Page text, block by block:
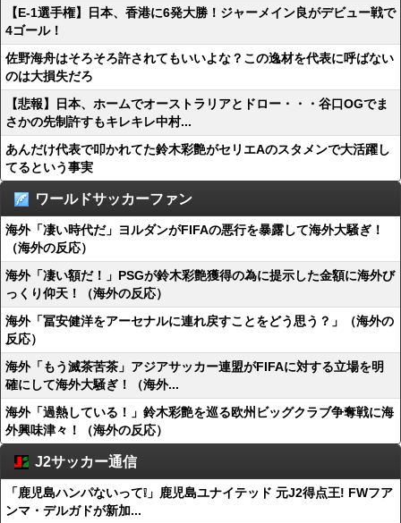
【E-1選手権】日本、香港に6発大勝！ジャーメイン良がデビュー戦で
4ゴール！
佐野海舟はそろそろ許されてもいいよな？この逸材を代表に呼ばない
のは大損失だろ
【悲報】日本、ホームでオーストラリアとドロー・・・谷口OGでま
さかの先制許すもキレキレ中村...
あんだけ代表で叩かれてた鈴木彩艶がセリエAのスタメンで大活躍し
てるという事実
ワールドサッカーファン
海外「凄い時代だ」ヨルダンがFIFAの悪行を暴露して海外大騒ぎ！
（海外の反応）
海外「凄い額だ！」PSGが鈴木彩艶獲得の為に提示した金額に海外び
っくり仰天！（海外の反応）
海外「冨安健洋をアーセナルに連れ戻すことをどう思う？」（海外の
反応）
海外「もう滅茶苦茶」アジアサッカー連盟がFIFAに対する立場を明
確にして海外大騒ぎ！（海外...
海外「過熱している！」鈴木彩艶を巡る欧州ビッグクラブ争奪戦に海
外興味津々！（海外の反応）
J2サッカー通信
「鹿児島ハンパないって❕」鹿児島ユナイテッド 元J2得点王! FWフア
ンマ・デルガドが新加...